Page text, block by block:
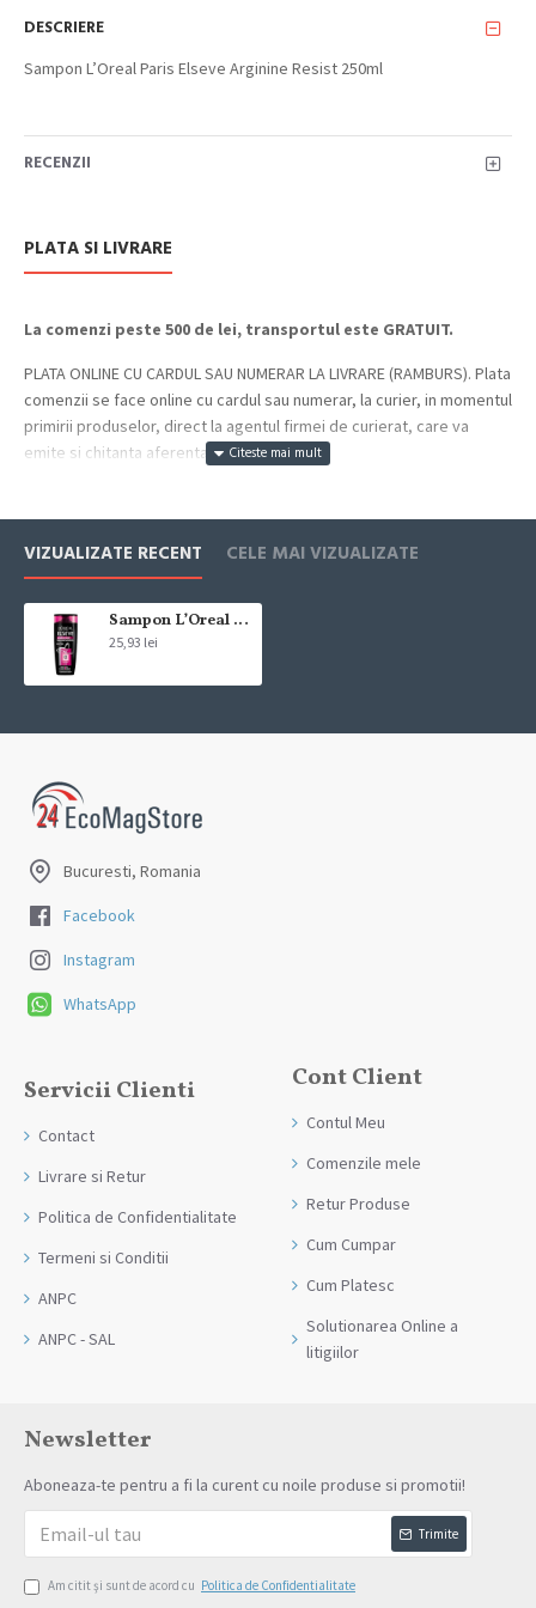
DESCRIERE
Sampon L’Oreal Paris Elseve Arginine Resist 250ml
RECENZII
PLATA SI LIVRARE
La comenzi peste 500 de lei, transportul este GRATUIT.
PLATA ONLINE CU CARDUL SAU NUMERAR LA LIVRARE (RAMBURS). Plata
comenzii se face online cu cardul sau numerar, la curier, in momentul
primirii produselor, direct la agentul firmei de curierat, care va
emite si chitanta aferenta incasarii.
pana in ora 12:00 de luni pana vineri. In cazul in care comanda a fost
facuta dupa ora 12:00, sambata sau duminica ne angajam sa
trimitem comanda in prima zi lucratoare.
termen aproximativ de livrare, in functie de urgenta ta
In cazul aparitiei unor intarzieri, vei fi instiintat prin email.
Produsele sunt livrate la adresa specificata de tine ca adresa de
livrare in momentul plasarii comenzii.
VIZUALIZATE RECENT CELE MAI VIZUALIZATE
Sampon L’Oreal Paris Elseve Arginine Resist 250ml
25,93 lei
Bucuresti, Romania
Facebook
Instagram
WhatsApp
Servicii Clienti
Contact
Livrare si Retur
Politica de Confidentialitate
Termeni si Conditii
ANPC
ANPC - SAL
Cont Client
Contul Meu
Comenzile mele
Retur Produse
Cum Cumpar
Cum Platesc
Solutionarea Online a
litigiilor
Newsletter
Aboneaza-te pentru a fi la curent cu noile produse si promotii!
Trimite
Am citit şi sunt de acord cu Politica de Confidentialitate